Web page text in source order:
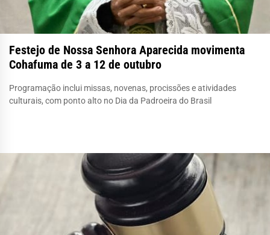
Festejo de Nossa Senhora Aparecida movimenta
Cohafuma de 3 a 12 de outubro
Programação inclui missas, novenas, procissões e atividades
culturais, com ponto alto no Dia da Padroeira do Brasil